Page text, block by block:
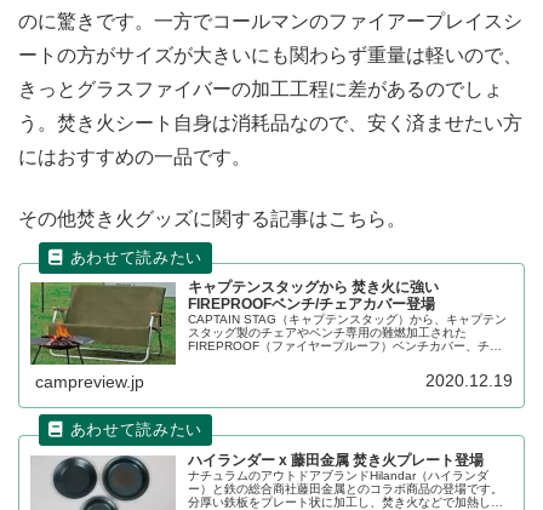
のに驚きです。一方でコールマンのファイアープレイスシ
ートの方がサイズが大きいにも関わらず重量は軽いので、
きっとグラスファイバーの加工工程に差があるのでしょ
う。焚き火シート自身は消耗品なので、安く済ませたい方
にはおすすめの一品です。
その他焚き火グッズに関する記事はこちら。
キャプテンスタッグから 焚き火に強い
FIREPROOFベンチ/チェアカバー登場
CAPTAIN STAG（キャプテンスタッグ）から、キャプテン
スタッグ製のチェアやベンチ専用の難燃加工された
FIREPROOF（ファイヤープルーフ）ベンチカバー、チェ
campreview.jp 2020.12.19
ハイランダー x 藤田金属 焚き火プレート登場
ナチュラムのアウトドアブランドHilandar（ハイランダ
ー）と鉄の総合商社藤田金属とのコラボ商品の登場です。
分厚い鉄板をプレート状に加工し、焚き火などで加熱して